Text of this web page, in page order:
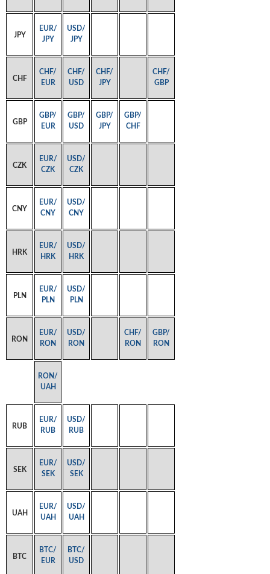
JPY
EUR/
JPY
USD/
JPY
CHF
CHF/
EUR
CHF/
USD
CHF/
JPY
CHF/
GBP
GBP
GBP/
EUR
GBP/
USD
GBP/
JPY
GBP/
CHF
CZK
EUR/
CZK
USD/
CZK
CNY
EUR/
CNY
USD/
CNY
HRK
EUR/
HRK
USD/
HRK
PLN
EUR/
PLN
USD/
PLN
RON
EUR/
RON
USD/
RON
CHF/
RON
GBP/
RON
RON/
UAH
RUB
EUR/
RUB
USD/
RUB
SEK
EUR/
SEK
USD/
SEK
UAH
EUR/
UAH
USD/
UAH
BTC
BTC/
EUR
BTC/
USD